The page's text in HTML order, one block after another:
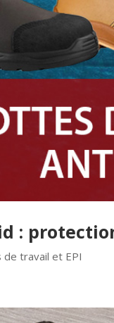
:
travail et EPI